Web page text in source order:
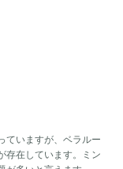
ていますが、ベラルー
存在しています。ミン